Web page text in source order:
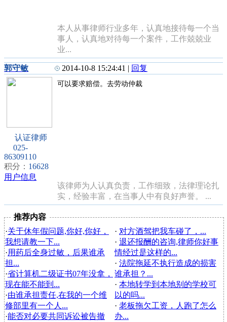
本人从事律师行业多年，认真地接待每一个当
事人，认真地对待每一个案件，工作兢兢业
业...
郭守敏
认证律师
025-
86309110
积分： 16628
用户信息
2014-10-8 15:24:41 | 回复
可以要求赔偿。去劳动仲裁
该律师为人认真负责，工作细致，法律理论扎
实，经验丰富，在当事人中有良好声誉。 ...
推荐内容
·关于休年假问题,你好,你好，
我想请教一下...
·用药后全身过敏，后果谁承
担...
·省计算机二级证书07年没拿，
现在能不能到...
·由谁承担责任,在我的一个维
修部里有一个人...
·能否对必要共同诉讼被告撤
· 对方酒驾把我车碰了，...
· 退还报酬的咨询,律师你好事
情经过是这样的...
· 法院拖延不执行造成的损害
谁承担？...
· 本地转学到本地别的学校可
以的吗...
· 老板拖欠工资，人跑了怎么
办...